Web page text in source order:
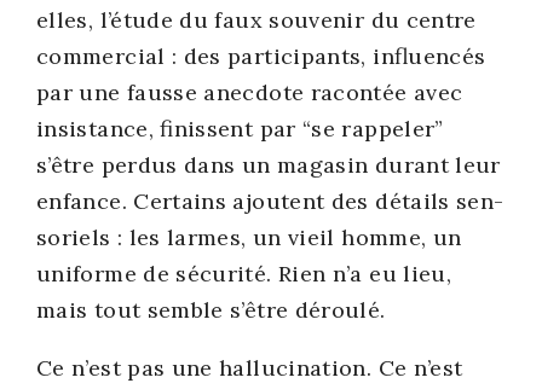
elles, l’étude du faux sou­ve­nir du centre
com­mer­cial : des par­ti­ci­pants, influen­cés
par une fausse anec­dote racon­tée avec
insis­tance, finissent par “se rap­pe­ler”
s’être per­dus dans un maga­sin durant leur
enfance. Cer­tains ajoutent des détails sen­
so­riels : les larmes, un vieil homme, un
uni­forme de sécu­ri­té. Rien n’a eu lieu,
mais tout semble s’être dérou­lé.
Ce n’est pas une hal­lu­ci­na­tion. Ce n’est